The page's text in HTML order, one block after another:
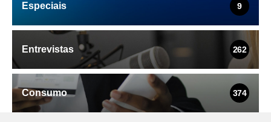
Especiais 9
Entrevistas 262
Consumo 374